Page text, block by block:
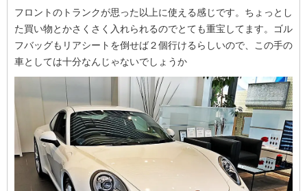
フロントのトランクが思った以上に使える感じです。ちょっとし
た買い物とかさくさく入れられるのでとても重宝してます。ゴル
フバッグもリアシートを倒せば２個行けるらしいので、この手の
車としては十分なんじゃないでしょうか